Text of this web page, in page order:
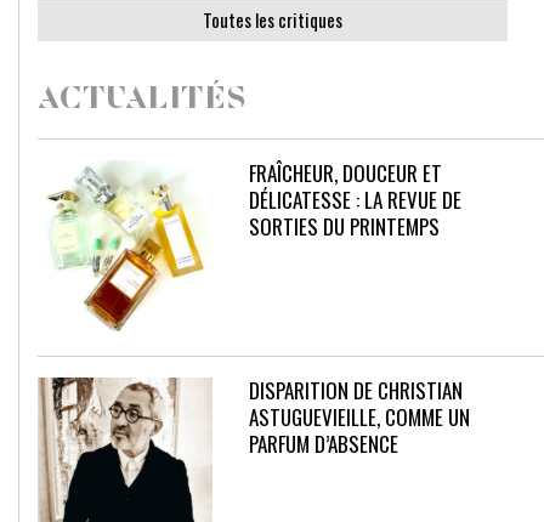
Toutes les critiques
ACTUALITÉS
FRAÎCHEUR, DOUCEUR ET
DÉLICATESSE : LA REVUE DE
SORTIES DU PRINTEMPS
DISPARITION DE CHRISTIAN
ASTUGUEVIEILLE, COMME UN
PARFUM D’ABSENCE